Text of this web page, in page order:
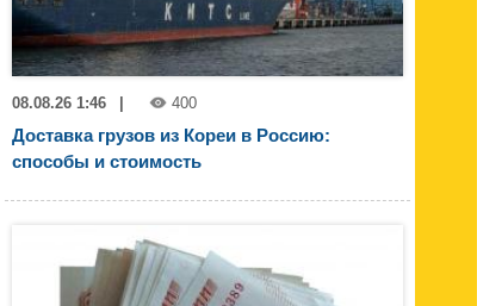
08.08.26 1:46 400
Доставка грузов из Кореи в Россию:
способы и стоимость